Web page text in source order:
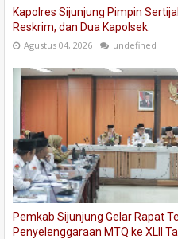
Kapolres Sijunjung Pimpin
Reskrim, dan Dua Kapolsek.
Agustus 04, 2026 undefined
Pemkab Sijunjung Gelar Rapat
Penyelenggaraan MTQ ke XLII